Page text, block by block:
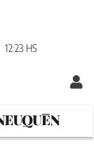
12:23 HS